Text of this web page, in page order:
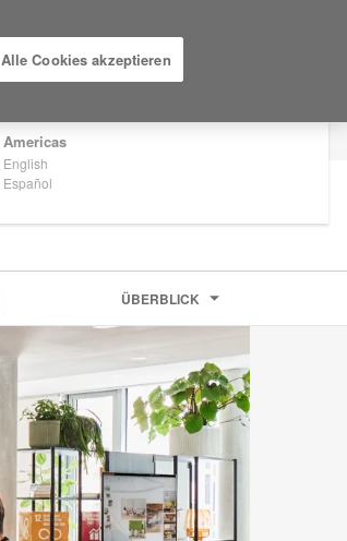
Are you in United States?
Americas
English
Español
ÜBERBLICK
Alle Cookies akzeptieren